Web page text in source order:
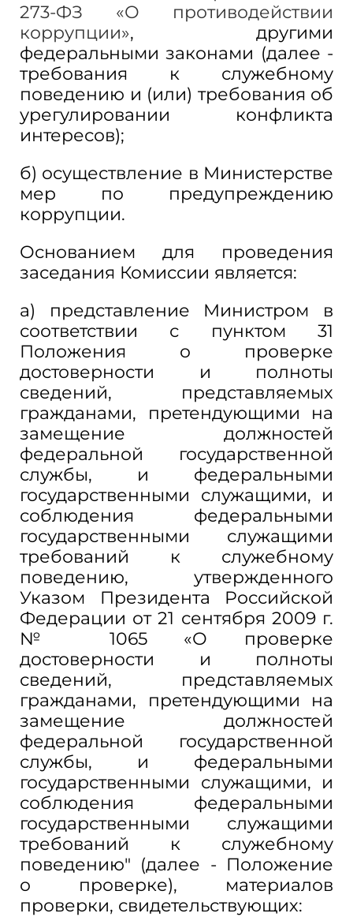
273-ФЗ «О противодействии
коррупции», другими
федеральными законами (далее -
требования к служебному
поведению и (или) требования об
урегулировании конфликта
интересов);
б) осуществление в Министерстве
мер по предупреждению
коррупции.
Основанием для проведения
заседания Комиссии является:
а) представление Министром в
соответствии с пунктом 31
Положения о проверке
достоверности и полноты
сведений, представляемых
гражданами, претендующими на
замещение должностей
федеральной государственной
службы, и федеральными
государственными служащими, и
соблюдения федеральными
государственными служащими
требований к служебному
поведению, утвержденного
Указом Президента Российской
Федерации от 21 сентября 2009 г.
№ 1065 «О проверке
достоверности и полноты
сведений, представляемых
гражданами, претендующими на
замещение должностей
федеральной государственной
службы, и федеральными
государственными служащими, и
соблюдения федеральными
государственными служащими
требований к служебному
поведению" (далее - Положение
о проверке), материалов
проверки, свидетельствующих: